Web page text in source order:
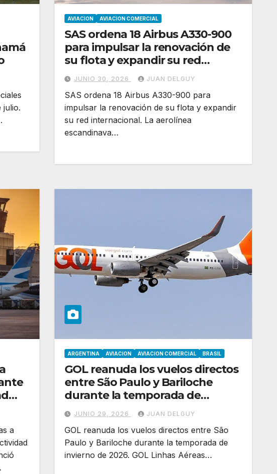
julio.
AVIACION AVIACION COMERCIAL
SAS ordena 18 Airbus A330-900
para impulsar la renovación de
su flota y expandir su red
internacional
JUNIO 30, 2026 JUAN DELGUY
SAS ordena 18 Airbus A330-900 para
impulsar la renovación de su flota y expandir
su red internacional. La aerolínea
escandinava…
a
ARGENTINA AVIACION AVIACION COMERCIAL BRASIL
GOL reanuda los vuelos directos
entre São Paulo y Bariloche
durante la temporada de
invierno de 2026
JUNIO 29, 2026 JUAN DELGUY
GOL reanuda los vuelos directos entre São
Paulo y Bariloche durante la temporada de
invierno de 2026. GOL Linhas Aéreas…